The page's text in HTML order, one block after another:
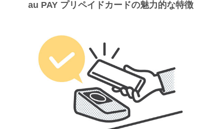
au PAY プリペイドカードの魅力的な特徴